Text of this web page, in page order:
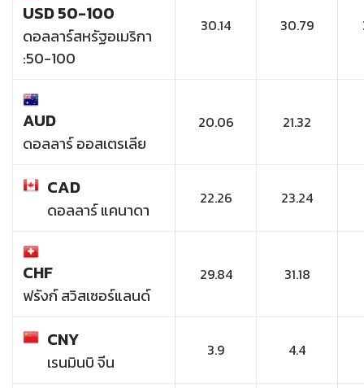
USD 50-100
ดอลลาร์สหรัฐอเมริกา
:50-100
30.14 30.79
AUD
ดอลลาร์ ออสเตรเลีย
20.06 21.32
CAD
ดอลลาร์ แคนาดา
22.26 23.24
CHF
ฟรังก์ สวิสเซอร์แลนด์
29.84 31.18
CNY
เรนมินบิ จีน
3.9 4.4